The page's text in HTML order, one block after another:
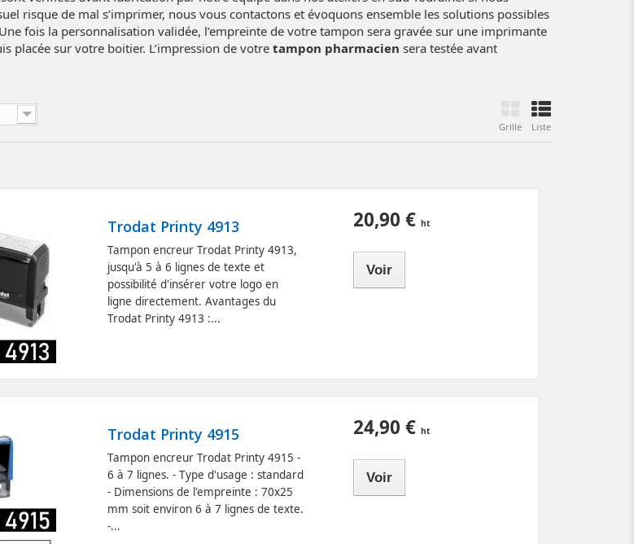
risque de mal s’imprimer, nous vous contactons et évoquons ensemble les solutions possibles
fois la personnalisation validée, l’empreinte de votre tampon sera gravée sur une imprimante
placée sur votre boitier. L’impression de votre tampon pharmacien sera testée avant
Grille Liste
Trodat Printy 4913
Tampon encreur Trodat Printy 4913,
jusqu'à 5 à 6 lignes de texte et
possibilité d'insérer votre logo en
ligne directement. Avantages du
Trodat Printy 4913 :...
20,90 €
Voir
Trodat Printy 4915
Tampon encreur Trodat Printy 4915 -
6 à 7 lignes. - Type d'usage : standard
- Dimensions de l'empreinte : 70x25
mm soit environ 6 à 7 lignes de texte.
-...
24,90 €
Voir